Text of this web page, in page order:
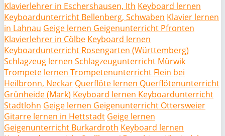
Klavierlehrer in Eschershausen, Ith Keyboard lernen
Keyboardunterricht Bellenberg, Schwaben Klavier lernen
in Lahnau Geige lernen Geigenunterricht Pfronten
Klavierlehrer in Cölbe Keyboard lernen
Keyboardunterricht Rosengarten (Württemberg)
Schlagzeug lernen Schlagzeugunterricht Mürwik
Trompete lernen Trompetenunterricht Flein bei
Heilbronn, Neckar Querflöte lernen Querflötenunterricht
Grünheide (Mark) Keyboard lernen Keyboardunterricht
Stadtlohn Geige lernen Geigenunterricht Ottersweier
Gitarre lernen in Hettstadt Geige lernen
Geigenunterricht Burkardroth Keyboard lernen